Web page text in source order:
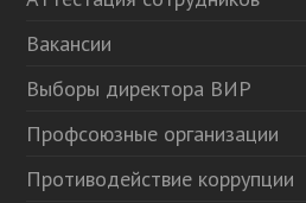
Вакансии
Выборы директора ВИР
Профсоюзные организации
Противодействие коррупции